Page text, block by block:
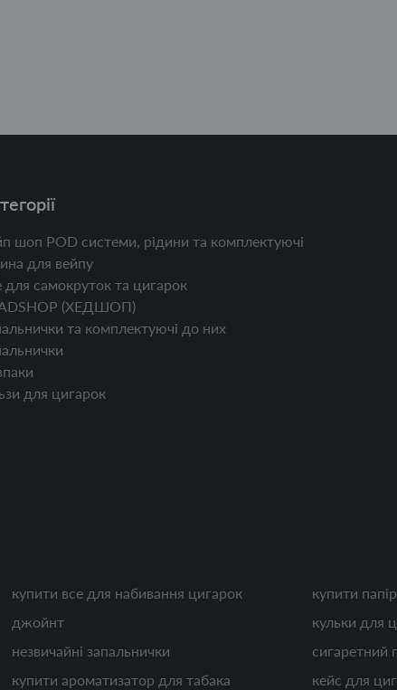
шоп POD системи, рідини та комплектуючі
для вейпу
для самокруток та цигарок
(ХЕДШОП)
та комплектуючі до них
для цигарок
купити все для набивання цигарок
джойнт
незвичайні запальнички
купити ароматизатор для табака
купити
кульки для
сигаретний
кейс для